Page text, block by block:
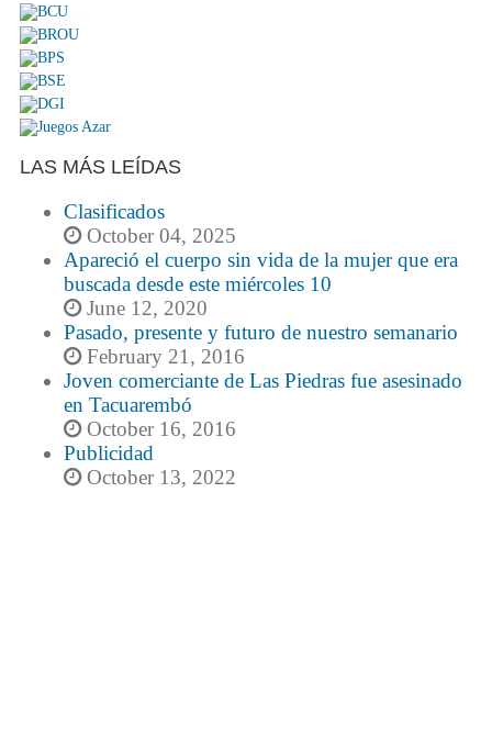
LAS MÁS LEÍDAS
Clasificados
October 04, 2025
Apareció el cuerpo sin vida de la mujer que era
buscada desde este miércoles 10
June 12, 2020
Pasado, presente y futuro de nuestro semanario
February 21, 2016
Joven comerciante de Las Piedras fue asesinado
en Tacuarembó
October 16, 2016
Publicidad
October 13, 2022